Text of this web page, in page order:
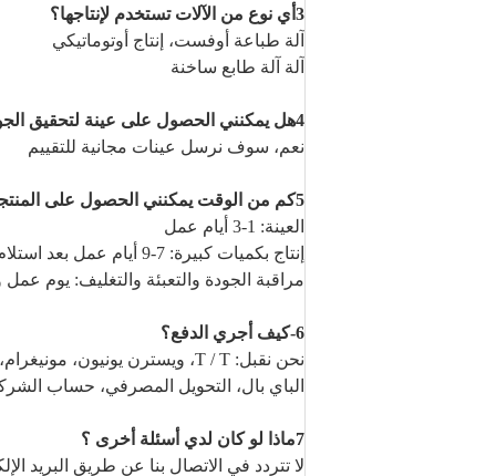
3أي نوع من الآلات تستخدم لإنتاجها؟
آلة طباعة أوفست، إنتاج أوتوماتيكي
آلة آلة طابع ساخنة
4هل يمكنني الحصول على عينة لتحقيق الجودة ؟
نعم، سوف نرسل عينات مجانية للتقييم
5كم من الوقت يمكنني الحصول على المنتجات ؟
العينة: 1-3 أيام عمل
إنتاج بكميات كبيرة: 7-9 أيام عمل بعد استلام الودائع والتصميم تأكيد ؛
مراقبة الجودة والتعبئة والتغليف: يوم عمل
6-كيف أجري الدفع؟
نحن نقبل: T / T، ويسترن يونيون، مونيغرام،
الباي بال، التحويل المصرفي، حساب
7ماذا لو كان لدي أسئلة أخرى ؟
لا تتردد في الاتصال بنا عن طريق البريد